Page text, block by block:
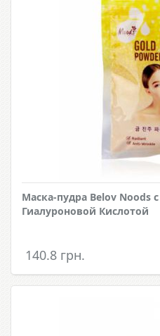
Маска-пудра Belov Noods
Гиалуроновой Кислотой
140.8 грн.